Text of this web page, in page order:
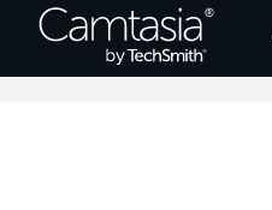
Direkt
Neueste Artikel